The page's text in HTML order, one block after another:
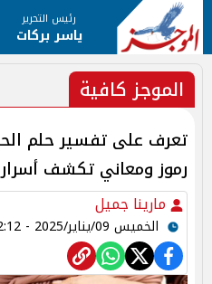
رئيس التحرير
ياسر بركات
الموجز كافية
تعرف على تفسير حلم
رموز ومعاني تكشف
مارينا جميل
الخميس 09/يناير/2025 - 02:12 م